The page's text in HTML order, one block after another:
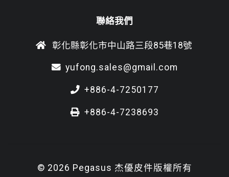
聯絡我們
彰化縣彰化市中山路三段85巷18號
yufong.sales@gmail.com
+886-4-7250177
+886-4-7238693
© 2026 Pegasus 杰優皮件版權所有